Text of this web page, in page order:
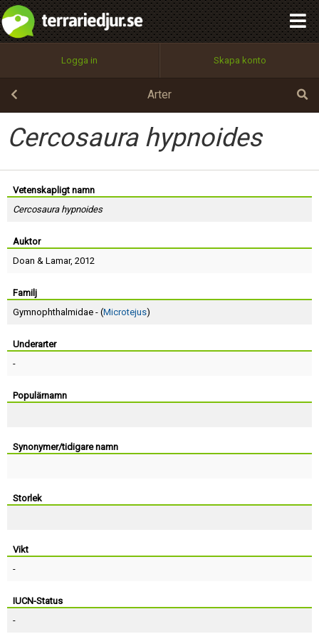
Logga in Skapa konto
Arter
Cercosaura hypnoides
Vetenskapligt namn
Cercosaura hypnoides
Auktor
Doan & Lamar, 2012
Familj
Gymnophthalmidae - (Microtejus)
Underarter
-
Populärnamn
Synonymer/tidigare namn
Storlek
Vikt
-
IUCN-Status
-
Utför
100%
OK
integritetspolicy
Namn:
Epost:
Lösenord:
Terms of Service
Skapa konto
Begär nytt lösenord
Tillbaka till förstasidan